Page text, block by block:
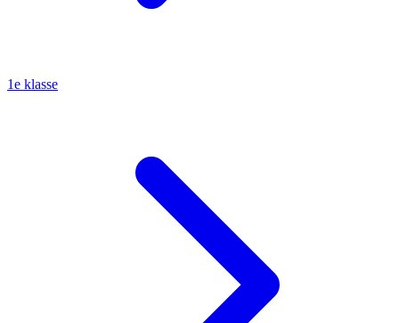
1e klasse